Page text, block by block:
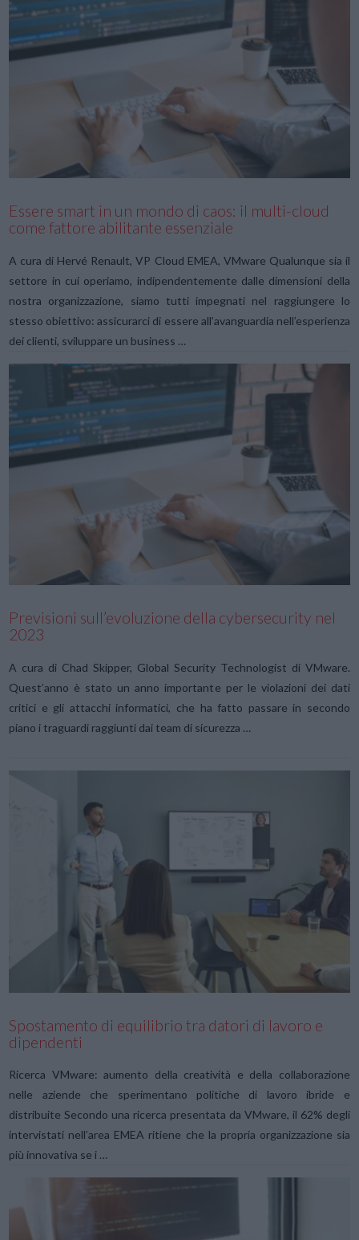
VIEW POST
VIEW POST
Essere smart in un mondo di caos: il multi-cloud
come fattore abilitante essenziale
A cura di Hervé Renault, VP Cloud EMEA, VMware Qualunque sia il
settore in cui operiamo, indipendentemente dalle dimensioni della
nostra organizzazione, siamo tutti impegnati nel raggiungere lo
stesso obiettivo: assicurarci di essere all’avanguardia nell’esperienza
dei clienti, sviluppare un business …
VIEW POST
Previsioni sull’evoluzione della cybersecurity nel
2023
A cura di Chad Skipper, Global Security Technologist di VMware.
Quest’anno è stato un anno importante per le violazioni dei dati
critici e gli attacchi informatici, che ha fatto passare in secondo
piano i traguardi raggiunti dai team di sicurezza …
Spostamento di equilibrio tra datori di lavoro e
dipendenti
Ricerca VMware: aumento della creatività e della collaborazione
nelle aziende che sperimentano politiche di lavoro ibride e
distribuite Secondo una ricerca presentata da VMware, il 62% degli
intervistati nell’area EMEA ritiene che la propria organizzazione sia
più innovativa se i …